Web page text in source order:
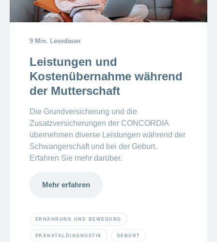
9 Min. Lesedauer
Leistungen und
Kostenübernahme während
der Mutterschaft
Die Grundversicherung und die
Zusatzversicherungen der CONCORDIA
übernehmen diverse Leistungen während der
Schwangerschaft und bei der Geburt.
Erfahren Sie mehr darüber.
Mehr erfahren
ERNÄHRUNG UND BEWEGUNG
PRÄNATALDIAGNOSTIK GEBURT